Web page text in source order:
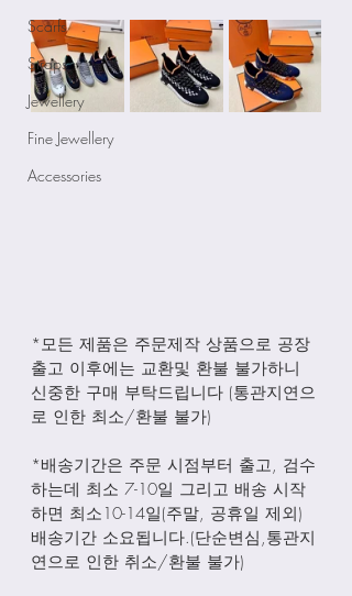
Scarfs
Straps
Jewellery
Fine Jewellery
Accessories
*모든 제품은 주문제작 상품으로 공장
출고 이후에는 교환및 환불 불가하니
신중한 구매 부탁드립니다 (통관지연으
로 인한 최소/환불 불가)
*배송기간은 주문 시점부터 출고, 검수
하는데 최소 7-10일 그리고 배송 시작
하면 최소10-14일(주말, 공휴일 제외)
배송기간 소요됩니다.(단순변심,통관지
연으로 인한 취소/환불 불가)